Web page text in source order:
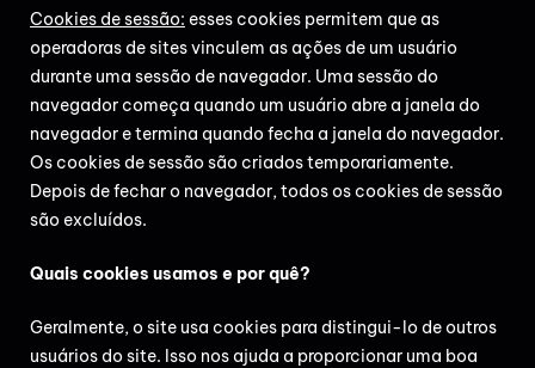
Cookies de sessão: esses cookies permitem que as
operadoras de sites vinculem as ações de um usuário
durante uma sessão de navegador. Uma sessão do
navegador começa quando um usuário abre a janela do
navegador e termina quando fecha a janela do navegador.
Os cookies de sessão são criados temporariamente.
Depois de fechar o navegador, todos os cookies de sessão
são excluídos.
Quais cookies usamos e por quê?
Geralmente, o site usa cookies para distingui-lo de outros
usuários do site. Isso nos ajuda a proporcionar uma boa